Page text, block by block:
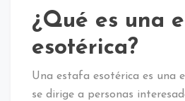
¿Qué es una
esotérica?
Una estafa esotérica es una
se dirige a personas